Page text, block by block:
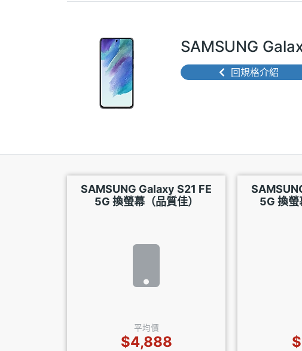
SAMSUNG
回規格介紹
SAMSUNG Galaxy S21 FE
5G 換螢幕（品質佳）
平均價
$4,888
5G 換螢